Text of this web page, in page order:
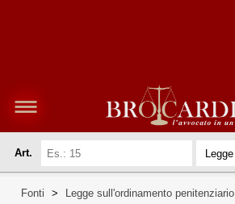
Art.
Fonti > Legge sull'ordinamento penitenziario